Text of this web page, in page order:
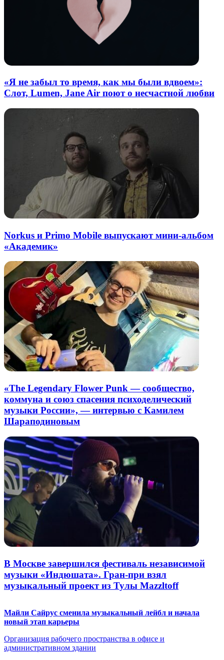
«Я не забыл то время, как мы были вдвоем»:
Слот, Lumen, Jane Air поют о несчастной любви
Norkus и Primo Mobile выпускают мини-альбом
«Академик»
«The Legendary Flower Punk — сообщество,
коммуна и союз спасения психоделический
музыки России», — интервью с Камилем
Шараподиновым
В Москве завершился фестиваль независимой
музыки «Индюшата». Гран-при взял
музыкальный проект из Тулы Mazzltoff
Майли Сайрус сменила музыкальный лейбл и начала
новый этап карьеры
Организация рабочего пространства в офисе и
административном здании